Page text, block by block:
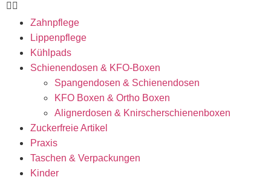
Zahnpflege
Lippenpflege
Kühlpads
Schienendosen & KFO-Boxen
Spangendosen & Schienendosen
KFO Boxen & Ortho Boxen
Alignerdosen & Knirscherschienenboxen
Zuckerfreie Artikel
Praxis
Taschen & Verpackungen
Kinder